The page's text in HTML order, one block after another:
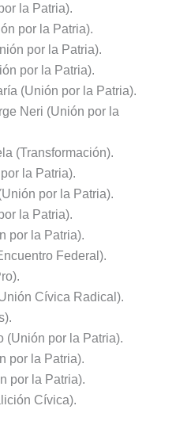
la Patria).
por la Patria).
por la Patria).
por la Patria).
(Unión por la Patria).
Neri (Unión por la
(Transformación).
la Patria).
por la Patria).
la Patria).
por la Patria).
Federal).
Cívica Radical).
(Unión por la Patria).
por la Patria).
por la Patria).
Cívica).